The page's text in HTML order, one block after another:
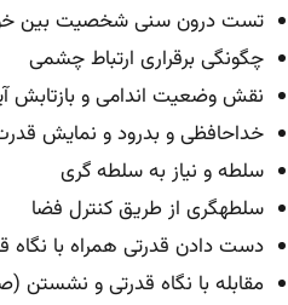
تست درون سنی شخصيت بين
چگونگی برقراری ارتباط چشمی
نقش وضعيت اندامی و بازتابش
خداحافظی و بدرود و نمایش
سلطه و نياز به سلطه گری
سلطهگری از طریق کنترل فضا
دست دادن قدرتی همراه با نگاه
مقابله با نگاه قدرتی و نشستن